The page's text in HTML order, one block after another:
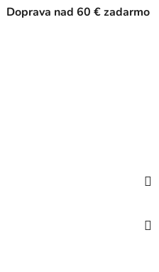
Doprava nad 60 € zadarmo